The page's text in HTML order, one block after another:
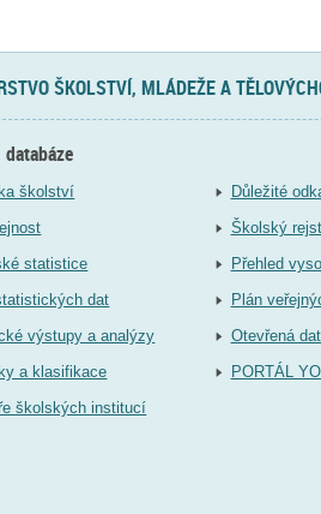
ŠKOLSTVÍ, MLÁDEŽE A
školství
statistice
dat
výstupy a analýzy
a klasifikace
školských institucí
Důležité
Školský
Přehled
Plán
Otevřená
PORTÁL